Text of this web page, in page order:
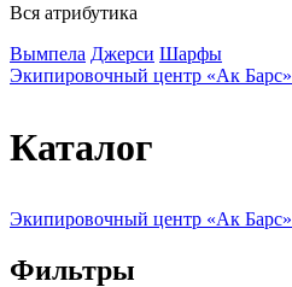
Вся атрибутика
Вымпела Джерси Шарфы
Экипировочный центр «Ак Барс»
Каталог
Экипировочный центр «Ак Барс»
Фильтры